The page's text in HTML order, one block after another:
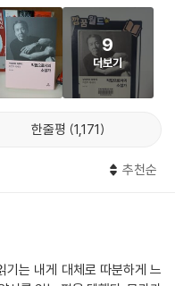
번뿐이니까, 아무튼 내가 하고
음부터 마음을 정했습니다.
쪽은 내 쪽대로 해나가면 된
’를 뚫고 나온 세대의 사람이
나름대로 강했다고 생각합니
, 그래도 명색이 표현자의 말
습니다. 내가 쓰고 싶은 소설
쓰고 싶다. 그것이 작가인 내
다.
붙기 시작하면 사실은 이러저
머릿속에 있었습니다. 그 이
고 있었던 것입니다. 무슨 일
하고 나머지는 다른 서점에 공
구하려면 인터넷 서점보다는
점에의 대항책이었을 뿐만
중개업체를 통해 전국의 서
어져온 시스템의 개혁을 위한
한두 편을 써내는 건 그다
히 어려운 일입니다. 보통 사람
모릅니다. 거기에는 뭐랄까,
인에게 에세이의 틀을 뛰어
트를 얻는 자기계발서가 되
설 작법에 대해 글로 쓰고 발
언행일치를 실천하고자 함이
9
더보기
한줄평 1,171
추천순
기는 내게 대체로 따분하게 느